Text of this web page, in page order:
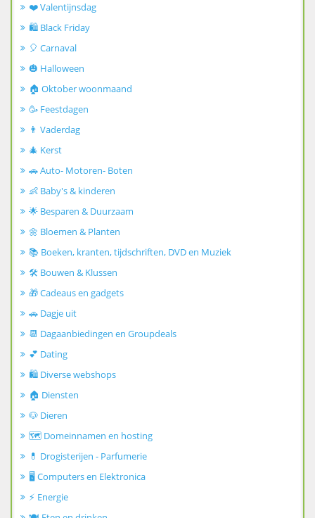
❤️ Valentijnsdag
🛍️ Black Friday
🎈 Carnaval
🎃 Halloween
🏠 Oktober woonmaand
🥳 Feestdagen
👨 Vaderdag
🎄 Kerst
🚗 Auto- Motoren- Boten
👶 Baby's & kinderen
🌟 Besparen & Duurzaam
🌼 Bloemen & Planten
📚 Boeken, kranten, tijdschriften, DVD en Muziek
🛠️ Bouwen & Klussen
🎁 Cadeaus en gadgets
🚗 Dagje uit
📆 Dagaanbiedingen en Groupdeals
💕 Dating
🛍️ Diverse webshops
🏠 Diensten
🐶 Dieren
🗺️ Domeinnamen en hosting
💊 Drogisterijen - Parfumerie
🖥️ Computers en Elektronica
⚡ Energie